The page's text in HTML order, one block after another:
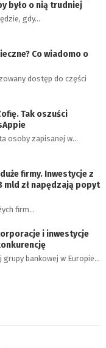
było o nią trudniej
gdy…
Co wiadomo o
dostęp do części
Tak oszuści
osoby zapisanej w…
firmy. Inwestycje z
mld zł napędzają popyt
firm…
i inwestycje
bankowej w Europie…